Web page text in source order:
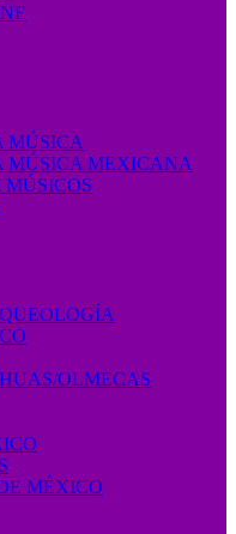
MÚSICA
MÚSICA MEXICANA
OLMECAS
MÉXICO